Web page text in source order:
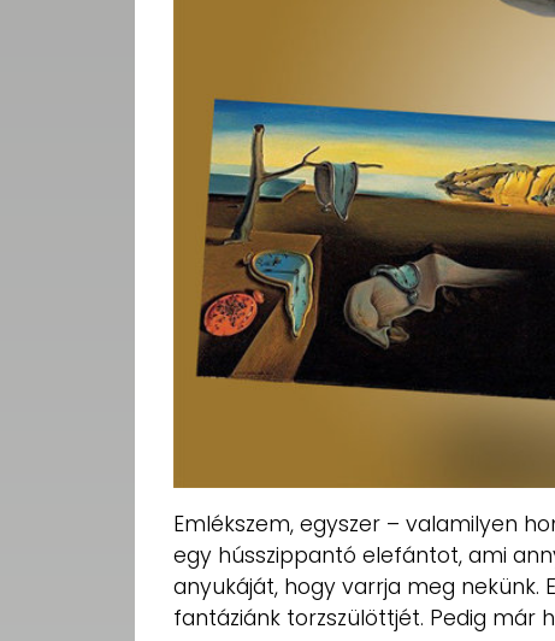
Emlékszem, egyszer – valamilyen
egy hússzippantó elefántot, ami
anyukáját, hogy varrja meg nekünk.
fantáziánk torzszülöttjét. Pedig már